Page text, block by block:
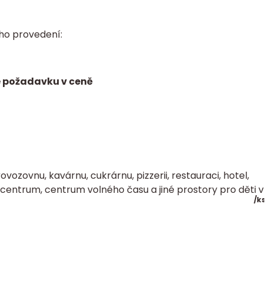
/ks
provedení:
v ceně
kavárnu, cukrárnu, pizzerii, restauraci, hotel,
centrum volného času a jiné prostory pro děti v